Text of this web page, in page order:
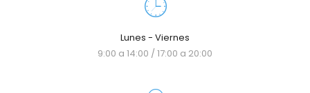
Lunes - Viernes
9:00 a 14:00 / 17:00 a 20:00